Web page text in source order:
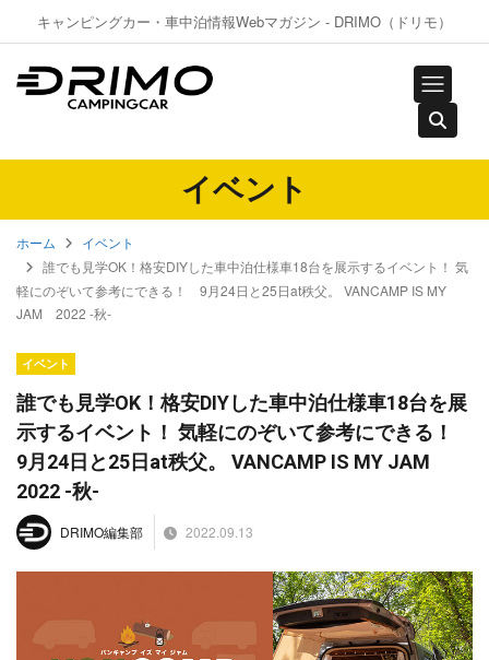
キャンピングカー・車中泊情報Webマガジン - DRIMO（ドリモ）
イベント
ホーム
イベント
誰でも見学OK！格安DIYした車中泊仕様車18台を展示するイベント！ 気
軽にのぞいて参考にできる！ 9月24日と25日at秩父。 VANCAMP IS MY
JAM 2022 -秋-
イベント
誰でも見学OK！格安DIYした車中泊仕様車18台を展
示するイベント！ 気軽にのぞいて参考にできる！
9月24日と25日at秩父。 VANCAMP IS MY JAM
2022 -秋-
DRIMO編集部 2022.09.13